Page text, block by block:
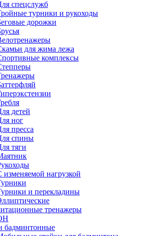
спецслужб
турники и рукоходы
дорожки
для жима лежа
комплексы
детей
ног
пресса
спины
тяги
изменяемой нагрузкой
и перекладины
тренажеры
бадминтонные